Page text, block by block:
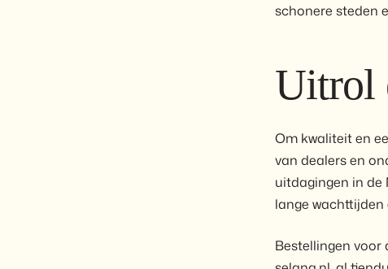
schonere steden
Uitrol
Om kwaliteit en
van dealers en
uitdagingen in
lange wachttijden
Bestellingen voor